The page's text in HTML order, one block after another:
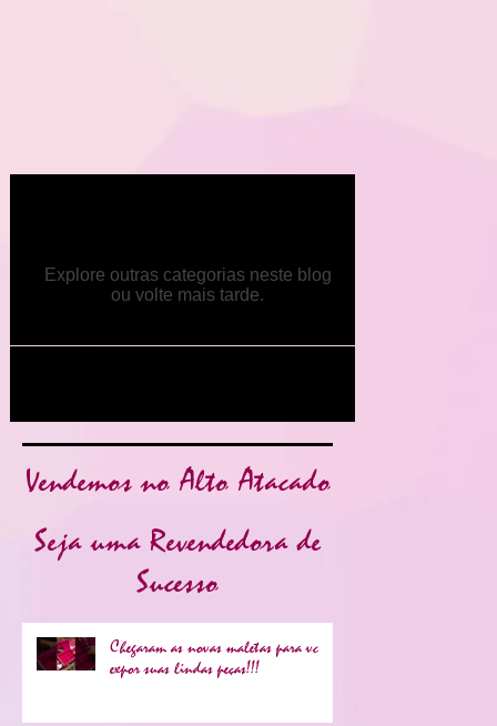
Explore outras categorias neste blog
ou volte mais tarde.
Vendemos no Alto Atacado
Seja uma Revendedora de
Sucesso
Chegaram as novas maletas para vc
expor suas lindas peças!!!